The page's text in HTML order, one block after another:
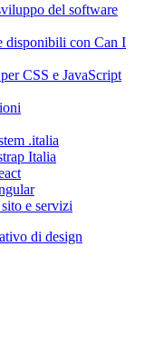
del software
disponibili con Can I
CSS e JavaScript
.italia
Italia
e servizi
di design